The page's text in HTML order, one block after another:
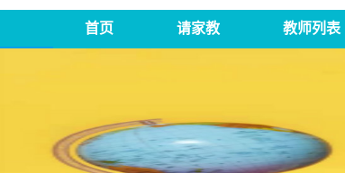
首页 请家教 教师列表